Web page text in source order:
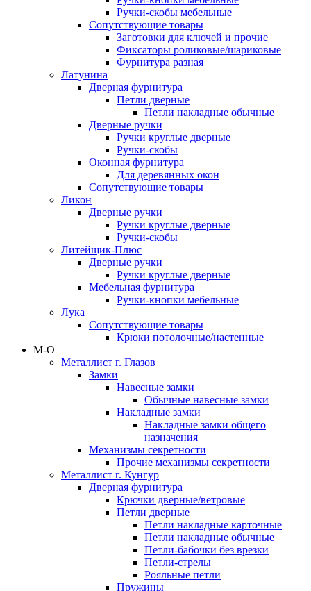
Ручки-скобы мебельные
Сопутствующие товары
Заготовки для ключей и прочие
Фиксаторы роликовые/шариковые
Фурнитура разная
Латунина
Дверная фурнитура
Петли дверные
Петли накладные обычные
Дверные ручки
Ручки круглые дверные
Ручки-скобы
Оконная фурнитура
Для деревянных окон
Сопутствующие товары
Ликон
Дверные ручки
Ручки круглые дверные
Ручки-скобы
Литейщик-Плюс
Дверные ручки
Ручки круглые дверные
Мебельная фурнитура
Ручки-кнопки мебельные
Лука
Сопутствующие товары
Крюки потолочные/настенные
М-О
Металлист г. Глазов
Замки
Навесные замки
Обычные навесные замки
Накладные замки
Накладные замки общего
назначения
Механизмы секретности
Прочие механизмы секретности
Металлист г. Кунгур
Дверная фурнитура
Крючки дверные/ветровые
Петли дверные
Петли накладные карточные
Петли накладные обычные
Петли-бабочки без врезки
Петли-стрелы
Рояльные петли
Пружины